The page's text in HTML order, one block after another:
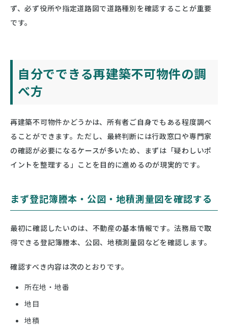
ず、必ず役所や指定道路図で道路種別を確認することが重要
です。
自分でできる再建築不可物件の調
べ方
再建築不可物件かどうかは、所有者ご自身でもある程度調べ
ることができます。ただし、最終判断には行政窓口や専門家
の確認が必要になるケースが多いため、まずは「疑わしいポ
イントを整理する」ことを目的に進めるのが現実的です。
まず登記簿謄本・公図・地積測量図を確認する
最初に確認したいのは、不動産の基本情報です。法務局で取
得できる登記簿謄本、公図、地積測量図などを確認します。
確認すべき内容は次のとおりです。
所在地・地番
地目
地積